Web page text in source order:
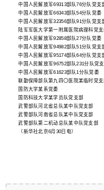
中国人民解放军69313部队76分队党支
中国人民解放军66343部队54分队党委
中国人民解放军32356部队91分队党支
陆军军医大学第一附属医院病理科党支
中国人民解放军92858部队27分队党委
中国人民解放军94982部队51分队党支
中国人民解放军95174部队64分队党支
中国人民解放军96752部队231分队党
中国人民解放军61623部队1分队党委
联勤保障部队第九四〇医院某临时党支
国防大学某系党委
国防科技大学某学员队党支部
武警部队河北省总队某中队党支部
武警部队河南省总队某中队党支部
武警部队第二机动总队某中队党支部
（新华社北京6月30日电）